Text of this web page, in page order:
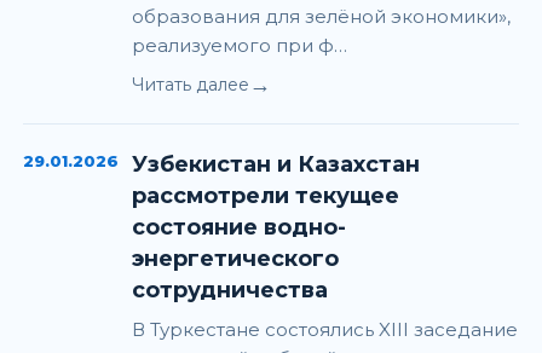
образования для зелёной экономики»,
реализуемого при ф…
Читать далее →
29.01.2026
Узбекистан и Казахстан
рассмотрели текущее
состояние водно-
энергетического
сотрудничества
В Туркестане состоялись XIII заседание